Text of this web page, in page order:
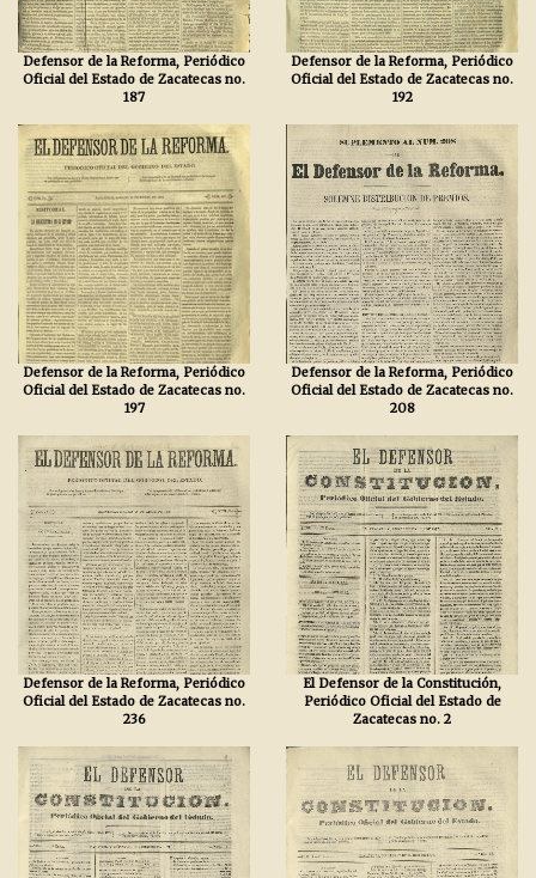
Defensor de la Reforma, Periódico
Oficial del Estado de Zacatecas no.
187
Defensor de la Reforma, Periódico
Oficial del Estado de Zacatecas no.
192
Defensor de la Reforma, Periódico
Oficial del Estado de Zacatecas no.
197
Defensor de la Reforma, Periódico
Oficial del Estado de Zacatecas no.
208
Defensor de la Reforma, Periódico
Oficial del Estado de Zacatecas no.
236
El Defensor de la Constitución,
Periódico Oficial del Estado de
Zacatecas no. 2